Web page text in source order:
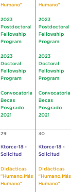
Humano"
2023
Postdoctoral
Fellowship
Program
2023
Doctoral
Fellowship
Program
Convocatoria
Becas
Posgrado
2021
Humano"
2023
Postdoctoral
Fellowship
Program
2023
Doctoral
Fellowship
Program
Convocatoria
Becas
Posgrado
2021
29
Ktorce-18 -
Solicitud
Didácticas
"Humano.Más
Humano"
30
Ktorce-18 -
Solicitud
Didácticas
"Humano.Más
Humano"